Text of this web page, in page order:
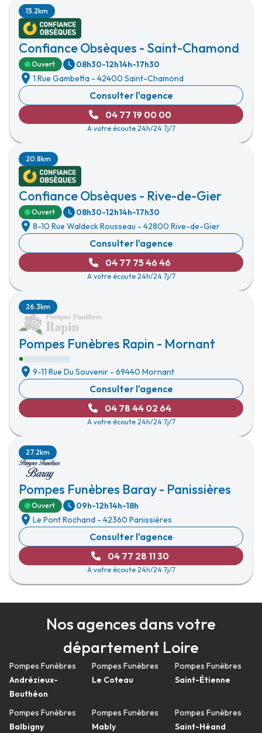
Confiance Obsèques - Saint-Chamond
15.2km
Ouvert 08h30-12h14h-17h30
1 Rue Gambetta - 42400 Saint-Chamond
Consulter l'agence
04 77 19 00 00
A votre écoute 24h/24 7j/7
Confiance Obsèques - Rive-de-Gier
20.8km
Ouvert 08h30-12h14h-17h30
8-10 Rue Waldeck Rousseau - 42800 Rive-de-Gier
Consulter l'agence
04 77 75 46 46
A votre écoute 24h/24 7j/7
Pompes Funèbres Rapin - Mornant
26.3km
9-11 Rue Du Souvenir - 69440 Mornant
Consulter l'agence
04 78 44 02 64
A votre écoute 24h/24 7j/7
Pompes Funèbres Baray - Panissières
27.2km
Ouvert 09h-12h14h-18h
Le Pont Rochand - 42360 Panissières
Consulter l'agence
04 77 28 11 30
A votre écoute 24h/24 7j/7
Nos agences dans votre
département Loire
Pompes Funèbres
Andrézieux-
Bouthéon
Pompes Funèbres
Balbigny
Pompes Funèbres
Le Coteau
Pompes Funèbres
Mably
Pompes Funèbres
Saint-Étienne
Pompes Funèbres
Saint-Héand